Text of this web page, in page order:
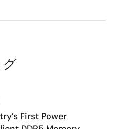
グ
First Power